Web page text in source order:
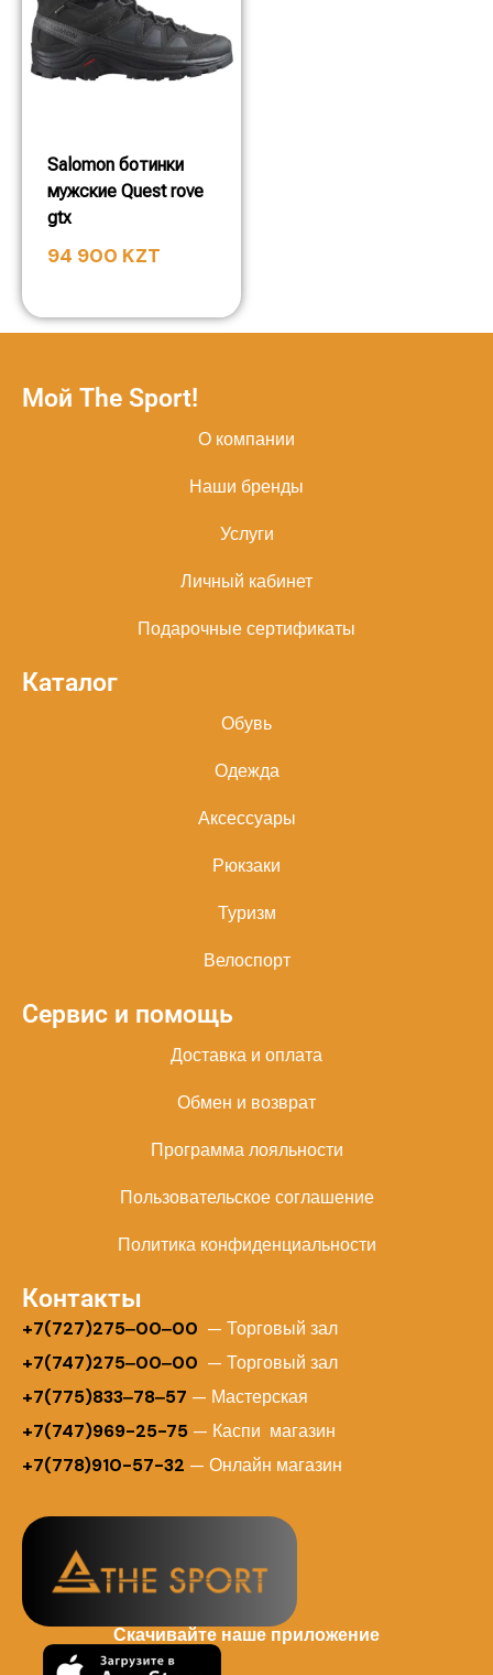
Salomon ботинки
мужские Quest rove
gtx
94 900 KZT
Мой The Sport!
О компании
Наши бренды
Услуги
Личный кабинет
Подарочные сертификаты
Каталог
Обувь
Одежда
Аксессуары
Рюкзаки
Туризм
Велоспорт
Сервис и помощь
Доставка и оплата
Обмен и возврат
Программа лояльности
Пользовательское соглашение
Политика конфиденциальности
Контакты
+7(727)275‒00‒00 — Торговый зал
+7(747)275‒00‒00 — Торговый зал
+7(775)833‒78‒57 — Мастерская
+7(747)969-25-75 — Каспи магазин
+7(778)910-57-32 — Онлайн магазин
Скачивайте наше приложение